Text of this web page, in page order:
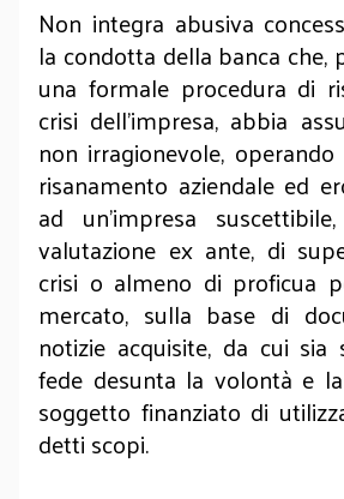
Non integra abusiva
la condotta della banca che,
una formale procedura di
crisi dell'impresa, abbia
non irragionevole,
risanamento aziendale ed
ad un'impresa
valutazione ex ante, di
crisi o almeno di proficua
mercato, sulla base di
notizie acquisite, da cui
fede desunta la volontà e
soggetto finanziato di
detti scopi.